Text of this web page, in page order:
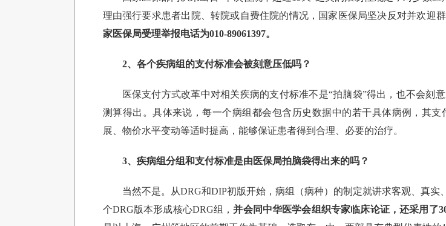
理由强行要求患者出院、转院或自费住院的情况，国家医保局坚决反对并欢迎
家医保局受理举报电话为010-89061397。
2、各个疾病组的支付标准会被刻意压低吗？
医保支付方式改革中对相关疾病的支付标准不是“拍脑袋”得出，也不会刻
测算得出。具体来说，每一个病组都会包含历史数据中的若干具体病例，其
展、物价水平变动等适时提高，能够保证患者得到合理、必要的治疗。
3、疾病组分组和支付标准是由医保局拍脑袋得出来的吗？
当然不是。从DRG和DIP初版开始，病组（病种）的制定就讲求客观、真
个DRG版本形成核心DRG组，并会同中华医学会组织专家临床论证，还采用了